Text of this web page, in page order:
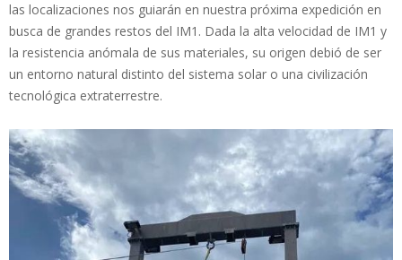
las localizaciones nos guiarán en nuestra próxima expedición en
busca de grandes restos del IM1. Dada la alta velocidad de IM1 y
la resistencia anómala de sus materiales, su origen debió de ser
un entorno natural distinto del sistema solar o una civilización
tecnológica extraterrestre.